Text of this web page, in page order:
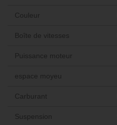
Couleur
Boîte de vitesses
Puissance moteur
espace moyeu
Carburant
Suspension